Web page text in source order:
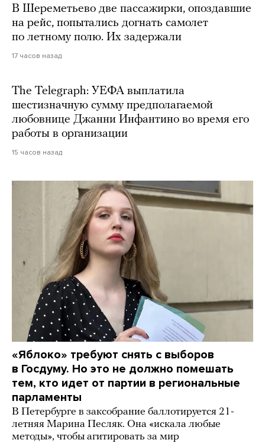
В Шереметьево две пассажирки, опоздавшие
на рейс, попытались догнать самолет
по летному полю. Их задержали
17 часов назад
The Telegraph: УЕФА выплатила
шестизначную сумму предполагаемой
любовнице Джанни Инфантино во время его
работы в организации
15 часов назад
«Яблоко» требуют снять с выборов
в Госдуму. Но это не должно помешать
тем, кто идет от партии в региональные
парламенты
В Петербурге в заксобрание баллотируется 21-
летняя Марина Песляк. Она «искала любые
методы», чтобы агитировать за мир